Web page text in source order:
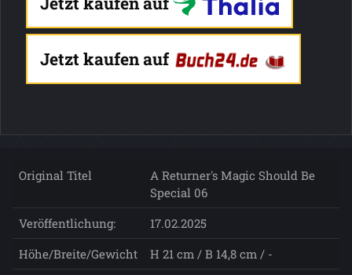
Jetzt kaufen auf
Original Titel
A Returner's Magic Should Be
Special 06
Veröffentlichung:
17.02.2025
Höhe/Breite/Gewicht
H 21 cm / B 14,8 cm / -